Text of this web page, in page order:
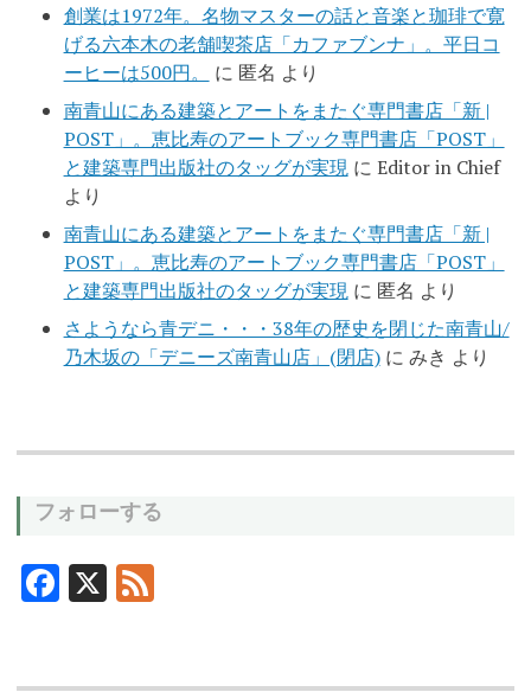
創業は1972年。名物マスターの話と音楽と珈琲で寛
げる六本木の老舗喫茶店「カファブンナ」。平日コ
ーヒーは500円。
に 匿名 より
南青山にある建築とアートをまたぐ専門書店「新 |
POST」。恵比寿のアートブック専門書店「POST」
と建築専門出版社のタッグが実現に Editor in Chief
より
南青山にある建築とアートをまたぐ専門書店「新 |
POST」。恵比寿のアートブック専門書店「POST」
と建築専門出版社のタッグが実現に 匿名 より
さようなら青デニ・・・38年の歴史を閉じた南青山/
乃木坂の「デニーズ南青山店」(閉店)に みき より
フォローする
F X F